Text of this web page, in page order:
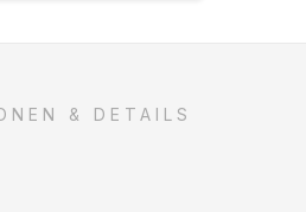
& DETAILS